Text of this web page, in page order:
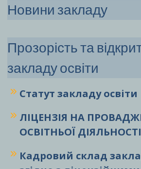
Новини закладу
Прозорість та
закладу освіти
Статут закладу освіти
ЛІЦЕНЗІЯ НА
ОСВІТНЬОЇ ДІЯЛЬНОСТІ
Кадровий склад